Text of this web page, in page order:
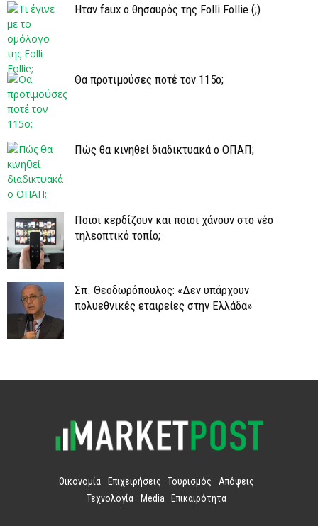
Ήταν faux ο θησαυρός της Folli Follie (;)
Θα προτιμούσες ποτέ τον 115ο;
Πώς θα κινηθεί διαδικτυακά ο ΟΠΑΠ;
Ποιοι κερδίζουν και ποιοι χάνουν στο νέο
τηλεοπτικό τοπίο;
Σπ. Θεοδωρόπουλος: «Δεν υπάρχουν
πολυεθνικές εταιρείες στην Ελλάδα»
Οικονομία Επιχειρήσεις Τουρισμός
Απόψεις
Τεχνολογία
Media Επικαιρότητα